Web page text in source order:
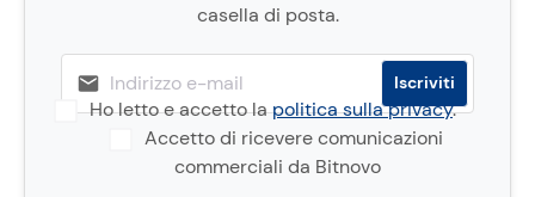
casella di posta.
Ho letto e accetto lapolitica sulla privacy.
Accetto di ricevere comunicazioni
commerciali da Bitnovo